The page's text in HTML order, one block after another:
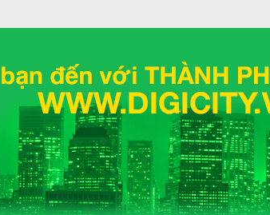
điện năng cho gia đình
GBK có thể vận hành vô cùng bền bỉ, ổn định,
kiệm tối đa chi phí điện năng hàng tháng cho gia